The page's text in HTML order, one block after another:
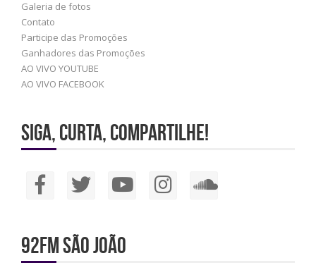
Galeria de fotos
Contato
Participe das Promoções
Ganhadores das Promoções
AO VIVO YOUTUBE
AO VIVO FACEBOOK
Siga, Curta, Compartilhe!
92FM São João